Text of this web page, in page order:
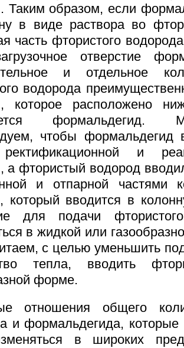
Таким образом, если
в виде раствора во
часть фтористого
отверстие
и отдельное
водорода
которое расположено
формальдегид.
чтобы формальдегид
и
а фтористый водород
и отпарной частями
который вводится в
для подачи
в жидкой или
с целью уменьшить
тепла, вводить
форме.
отношения общего
и формальдегида, которые
в широких